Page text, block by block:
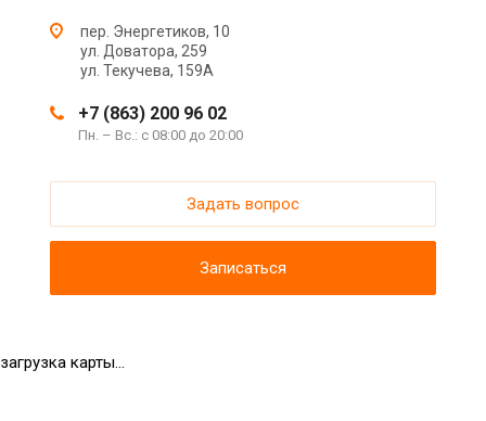
пер. Энергетиков, 10
ул. Доватора, 259
ул. Текучева, 159А
+7 (863) 200 96 02
Пн. – Вс.: с 08:00 до 20:00
Задать вопрос
Записаться
загрузка карты...